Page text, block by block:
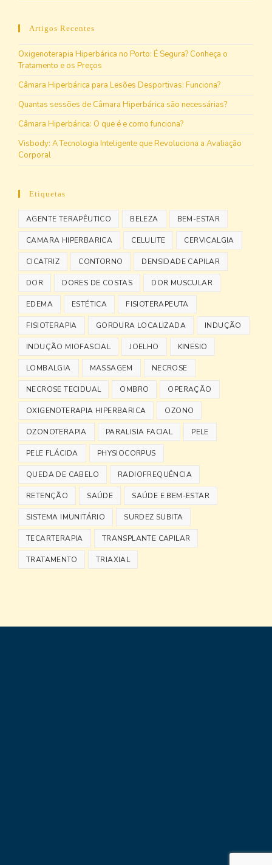
Artigos Recentes
Oxigenoterapia Hiperbárica no Porto: É Segura? Conheça o
Tratamento e os Preços
Câmara Hiperbárica para Lesões Desportivas: Funciona?
Quantas sessões de Câmara Hiperbárica são necessárias?
Câmara Hiperbárica: O que é e como funciona?
Visbody: A Tecnologia Inteligente que Revoluciona a Avaliação
Corporal
Etiquetas
AGENTE TERAPÊUTICO BELEZA BEM-ESTAR
CAMARA HIPERBARICA CELULITE CERVICALGIA
CICATRIZ CONTORNO DENSIDADE CAPILAR
DOR DORES DE COSTAS DOR MUSCULAR
EDEMA ESTÉTICA FISIOTERAPEUTA
FISIOTERAPIA GORDURA LOCALIZADA INDUÇÃO
INDUÇÃO MIOFASCIAL JOELHO KINESIO
LOMBALGIA MASSAGEM NECROSE
NECROSE TECIDUAL OMBRO OPERAÇÃO
OXIGENOTERAPIA HIPERBARICA OZONO
OZONOTERAPIA PARALISIA FACIAL PELE
PELE FLÁCIDA PHYSIOCORPUS
QUEDA DE CABELO RADIOFREQUÊNCIA
RETENÇÃO SAÚDE SAÚDE E BEM-ESTAR
SISTEMA IMUNITÁRIO SURDEZ SUBITA
TECARTERAPIA TRANSPLANTE CAPILAR
TRATAMENTO TRIAXIAL